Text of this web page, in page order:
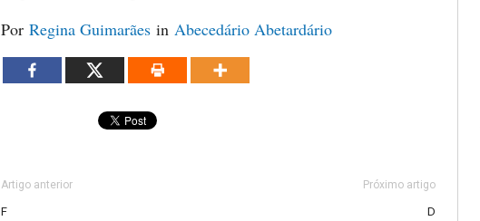
Por Regina Guimarães in Abecedário Abetardário
Artigo anterior
F
Próximo artigo
D